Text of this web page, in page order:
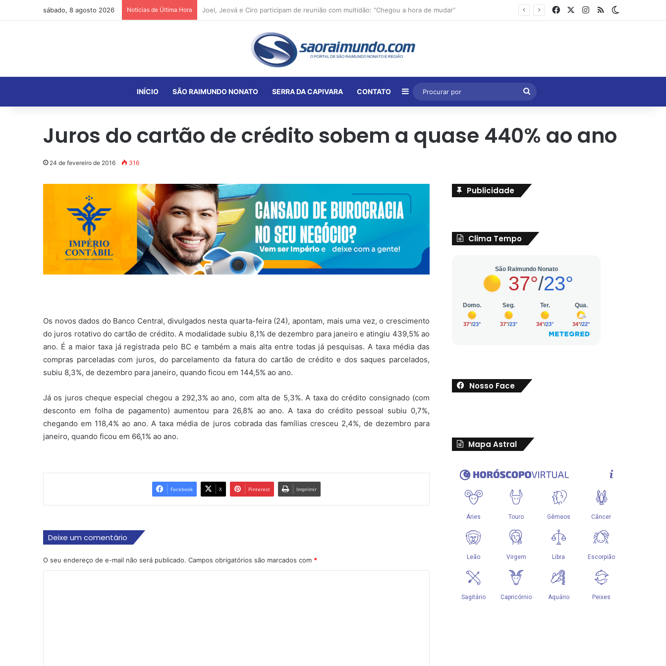
sábado, 8 agosto 2026 Notícias de Última Hora FacebookInstagram
RSS
INÍCIO SÃO RAIMUNDO NONATO SERRA DA CAPIVARA CONTATO Barra Lateral
Procurar
por
Juros do cartão de crédito sobem a quase 440% ao ano
24 de fevereiro de 2016 316
Os novos dados do Banco Central, divulgados nesta quarta-feira (24), apontam, mais uma vez, o crescimento
do juros rotativo do cartão de crédito. A modalidade subiu 8,1% de dezembro para janeiro e atingiu 439,5% ao
ano. É a maior taxa já registrada pelo BC e também a mais alta entre todas já pesquisas. A taxa média das
compras parceladas com juros, do parcelamento da fatura do cartão de crédito e dos saques parcelados,
subiu 8,3%, de dezembro para janeiro, quando ficou em 144,5% ao ano.
Já os juros cheque especial chegou a 292,3% ao ano, com alta de 5,3%. A taxa do crédito consignado (com
desconto em folha de pagamento) aumentou para 26,8% ao ano. A taxa do crédito pessoal subiu 0,7%,
chegando em 118,4% ao ano. A taxa média de juros cobrada das famílias cresceu 2,4%, de dezembro para
janeiro, quando ficou em 66,1% ao ano.
Facebook X Pinterest Imprimir
Deixe um comentário
O seu endereço de e-mail não será publicado. Campos obrigatórios são marcados com *
Publicidade
Clima Tempo
Nosso Face
Mapa Astral